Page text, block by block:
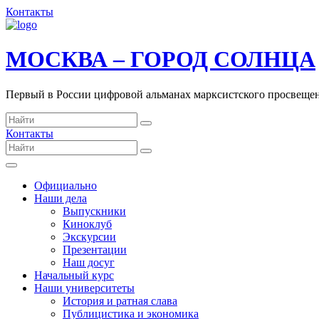
Контакты
МОСКВА – ГОРОД СОЛНЦА
Первый в России цифровой альманах марксистского
Контакты
Официально
Наши дела
Выпускники
Киноклуб
Экскурсии
Презентации
Наш досуг
Начальный курс
Наши университеты
История и ратная слава
Публицистика и экономика